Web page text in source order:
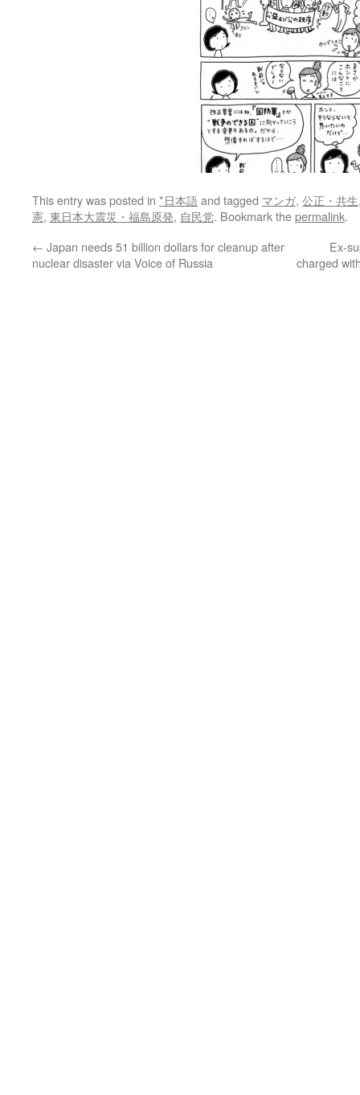
This entry was posted in *日本語and tagged マンガ, 公正・共生
憲, 東日本大震災・福島原発, 自民党. Bookmark thepermalink.
← Japan needs 51 billion dollars for cleanup after
nuclear disaster via Voice of Russia
Ex-
charged